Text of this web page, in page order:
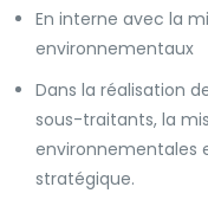
En interne avec la
environnementaux
Dans la réalisation
sous-traitants, la
environnementales
stratégique.